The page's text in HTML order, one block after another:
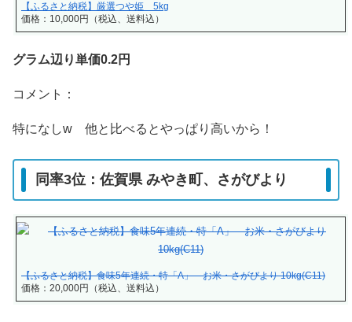
【ふるさと納税】厳選つや姫 5kg
価格：10,000円（税込、送料込）
グラム辺り単価0.2円
コメント：
特になしw 他と比べるとやっぱり高いから！
同率3位：佐賀県 みやき町、さがびより
【ふるさと納税】食味5年連続・特「A」 お米・さがびより 10kg(C11)
価格：20,000円（税込、送料込）